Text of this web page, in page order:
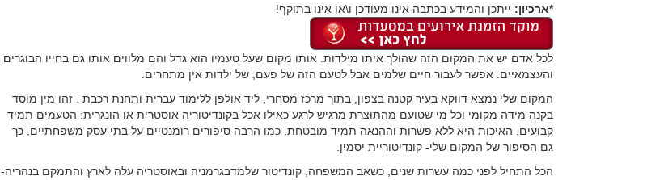
*ארכיון: ייתכן והמידע בכתבה אינו מעודכן ו\או אינו בתוקף!
לכל אדם יש את המקום הזה שהולך איתו מילדות. אותו מקום שעל טעמיו הוא גדל והם מלווים אותו גם בחייו הבוגרים
והעצמאיים. אפשר לעבור חיים שלמים אבל לטעם הזה של פעם, של ילדות אין מתחרים.
המקום שלי נמצא דווקא בעיר קטנה בצפון, בתוך מרכז מסחרי, ליד אולפן ללימוד עברית ותחנת רכבת . זהו מין מוסד
בקנה מידה מקומי וכל מי שטועם מהתוצרת מרגיש לרגע כאילו אכל בקונדיטוריה אוסטרית או הונגרית: הטעמים תמיד
קבועים, האיכות היא ללא פשרות וההנאה תמיד מובטחת. כמו הרבה סיפורים רומנטיים על בתי עסק משפחתיים, כך
גם הסיפור של המקום שלי- קונדיטוריית יסמין.
הכל התחיל לפני כמה עשרות שנים, כשאב המשפחה, קונדיטור שלמדבגרמניה ובאוסטריה עלה לארץ והתמקם בנהריה-